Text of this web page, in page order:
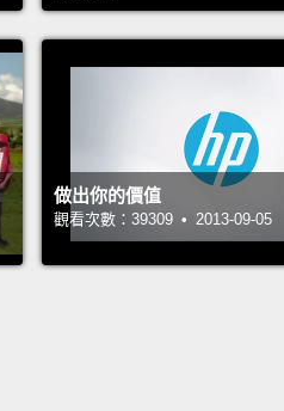
So,
然
為
的
做出你的價值
觀看次數：39309 • 2013-09-05